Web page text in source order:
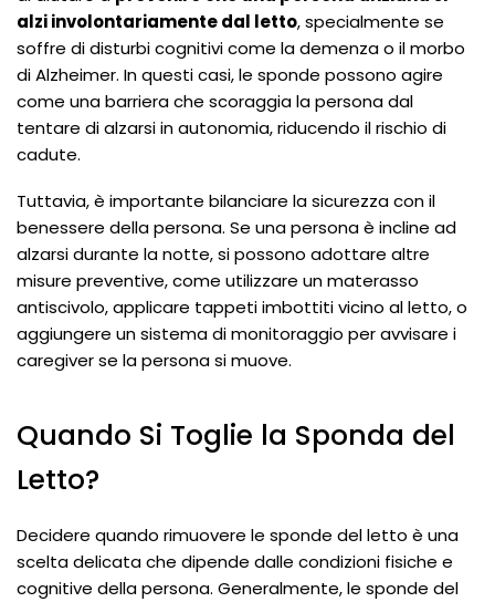
alzi involontariamente dal letto, specialmente se
soffre di disturbi cognitivi come la demenza o il morbo
di Alzheimer. In questi casi, le sponde possono agire
come una barriera che scoraggia la persona dal
tentare di alzarsi in autonomia, riducendo il rischio di
cadute.
Tuttavia, è importante bilanciare la sicurezza con il
benessere della persona. Se una persona è incline ad
alzarsi durante la notte, si possono adottare altre
misure preventive, come utilizzare un materasso
antiscivolo, applicare tappeti imbottiti vicino al letto, o
aggiungere un sistema di monitoraggio per avvisare i
caregiver se la persona si muove.
Quando Si Toglie la Sponda del
Letto?
Decidere quando rimuovere le sponde del letto è una
scelta delicata che dipende dalle condizioni fisiche e
cognitive della persona. Generalmente, le sponde del